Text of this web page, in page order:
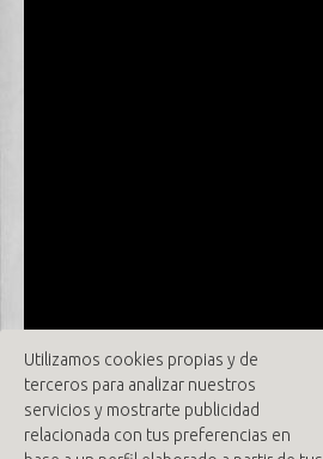
Utilizamos cookies propias y de
terceros para analizar nuestros
servicios y mostrarte publicidad
relacionada con tus preferencias en